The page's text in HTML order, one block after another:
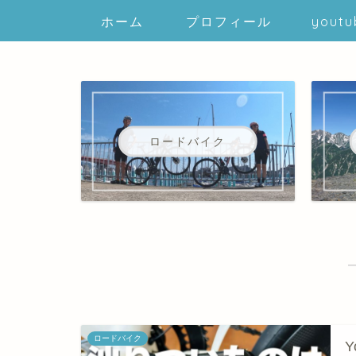
ホーム プロフィール
ロードバイク
ロードバイク